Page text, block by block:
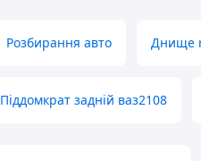
Розбирання авто Днище
Піддомкрат задній ваз2108